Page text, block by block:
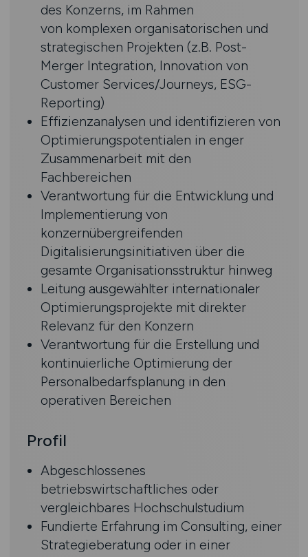
des Konzerns, im Rahmen
von komplexen organisatorischen und
strategischen Projekten (z.B. Post-
Merger Integration, Innovation von
Customer Services/Journeys, ESG-
Reporting)
Effizienzanalysen und identifizieren von
Optimierungspotentialen in enger
Zusammenarbeit mit den
Fachbereichen
Verantwortung für die Entwicklung und
Implementierung von
konzernübergreifenden
Digitalisierungsinitiativen über die
gesamte Organisationsstruktur hinweg
Leitung ausgewählter internationaler
Optimierungsprojekte mit direkter
Relevanz für den Konzern
Verantwortung für die Erstellung und
kontinuierliche Optimierung der
Personalbedarfsplanung in den
operativen Bereichen
Profil
Abgeschlossenes
betriebswirtschaftliches oder
vergleichbares Hochschulstudium
Fundierte Erfahrung im Consulting, einer
Strategieberatung oder in einer